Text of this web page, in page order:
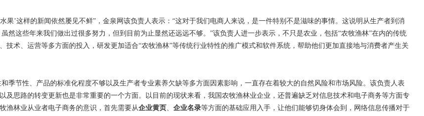
果’这样的新闻依然屡见不鲜”，金泉网该负责人表示： “这对于我们电商人来说，是一件特别不是滋味的事情。这说明从生产者到消
然这些年来我们做出过很多努力，但到目前为止显然还远远不够。 ”该负责人进一步表示，不只是农业，包括“农牧渔林”在内的传统
技术、运营等多方面的投入，研发更加适合“农牧渔林”等传统行业特性的推广模式和软件系统，帮助他们更加直接地与消费者产生关
季节性、产品的标准化程度不够以及生产者专业素养欠缺等多方面因素影响，一直存在着较大的自然风险和市场风险。该负责人表
思路的转变更新也是非常重要的一个方面。以目前的现状来看，我国农牧渔林业企业，还普遍缺乏对信息技术和电子商务等方面专
渔林业从业者电子商务的意识，首先需要从企业黄页、 企业名录等方面的基础应用入手，让他们能够切身体会到，网络信息传播对于